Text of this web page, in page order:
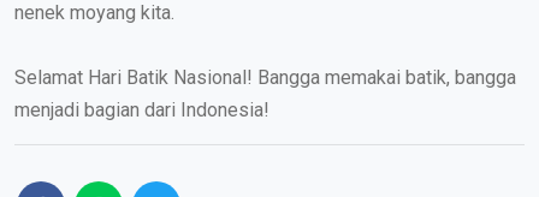
nenek moyang kita.
Selamat Hari Batik Nasional! Bangga memakai batik, bangga
menjadi bagian dari Indonesia!